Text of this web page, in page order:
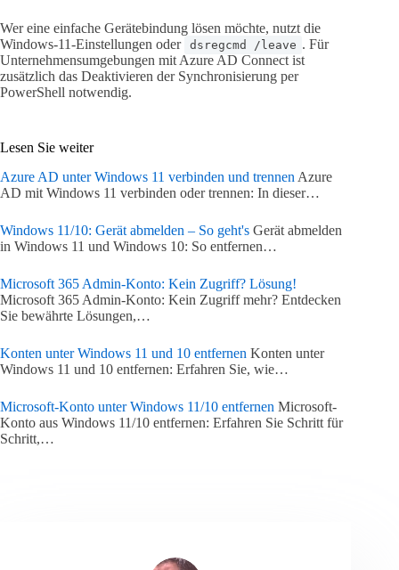
Wer eine einfache Gerätebindung lösen möchte, nutzt die
Windows-11-Einstellungen oder dsregcmd /leave . Für
Unternehmensumgebungen mit Azure AD Connect ist
zusätzlich das Deaktivieren der Synchronisierung per
PowerShell notwendig.
Lesen Sie weiter
Azure AD unter Windows 11 verbinden und trennen Azure
AD mit Windows 11 verbinden oder trennen: In dieser…
Windows 11/10: Gerät abmelden – So geht's Gerät abmelden
in Windows 11 und Windows 10: So entfernen…
Microsoft 365 Admin-Konto: Kein Zugriff? Lösung!
Microsoft 365 Admin-Konto: Kein Zugriff mehr? Entdecken
Sie bewährte Lösungen,…
Konten unter Windows 11 und 10 entfernen Konten unter
Windows 11 und 10 entfernen: Erfahren Sie, wie…
Microsoft-Konto unter Windows 11/10 entfernen Microsoft-
Konto aus Windows 11/10 entfernen: Erfahren Sie Schritt für
Schritt,…